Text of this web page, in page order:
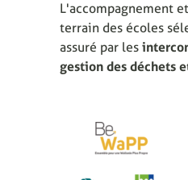
L'accompagnement
terrain des écoles
assuré par les
gestion des déchets